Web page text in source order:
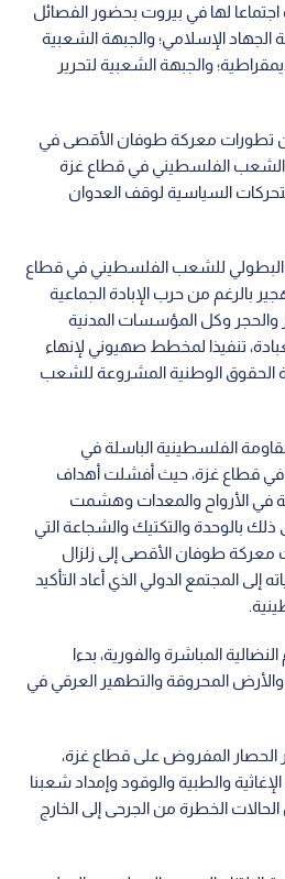
اجتماعا لها في بيروت بحضور الفصائل
الإسلامي؛ والجبهة الشعبية
والجبهة الشعبية لتحرير
تطورات معركة طوفان الأقصى في
الشعب الفلسطيني في قطاع غزة
السياسية لوقف العدوان
البطولي للشعب الفلسطيني في قطاع
بالرغم من حرب الإبادة الجماعية
وكل المؤسسات المدنية
تنفيذا لمخطط صهيوني لإنهاء
الحقوق الوطنية المشروعة للشعب
الفلسطينية الباسلة في
قطاع غزة، حيث أفشلت أهداف
في الأرواح والمعدات وهشمت
بالوحدة والتكتيك والشجاعة التي
طوفان الأقصى إلى زلزال
المجتمع الدولي الذي أعاد التأكيد
المباشرة والفورية، بدءا
والأرض المحروقة والتطهير العرقي في
المفروض على قطاع غزة،
والطبية والوقود وإمداد شعبنا
الخطرة من الجرحى إلى الخارج